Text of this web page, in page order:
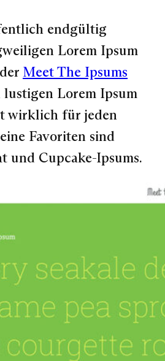
endgültig
Lorem Ipsum
Meet The Ipsums
lustigen Lorem Ipsum
wirklich für jeden
Favoriten sind
und Cupcake-Ipsums.